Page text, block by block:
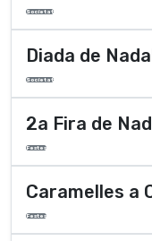
Societat
Diada de
Societat
2a Fira de
Festes
Caramelles a
Festes